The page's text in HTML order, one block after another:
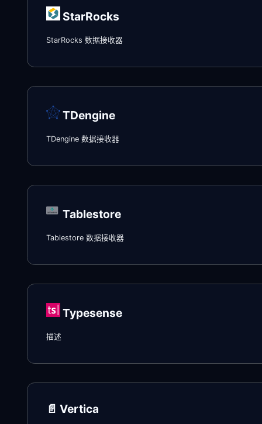
StarRocks
StarRocks 数据接收器
TDengine
TDengine 数据接收器
Tablestore
Tablestore 数据接收器
Typesense
描述
📄️ Vertica